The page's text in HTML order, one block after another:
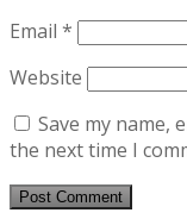
Email *
Website
Save my name,
the next time I